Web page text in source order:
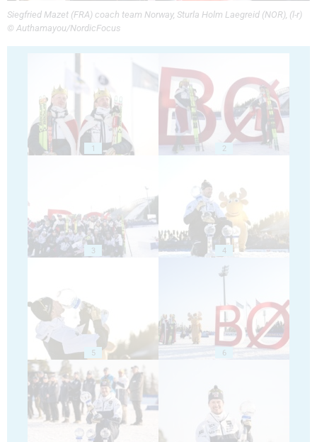
Siegfried Mazet (FRA) coach team Norway, Sturla Holm Laegreid (NOR), (l-r)
© Authamayou/NordicFocus
1 2
3 4
5 6